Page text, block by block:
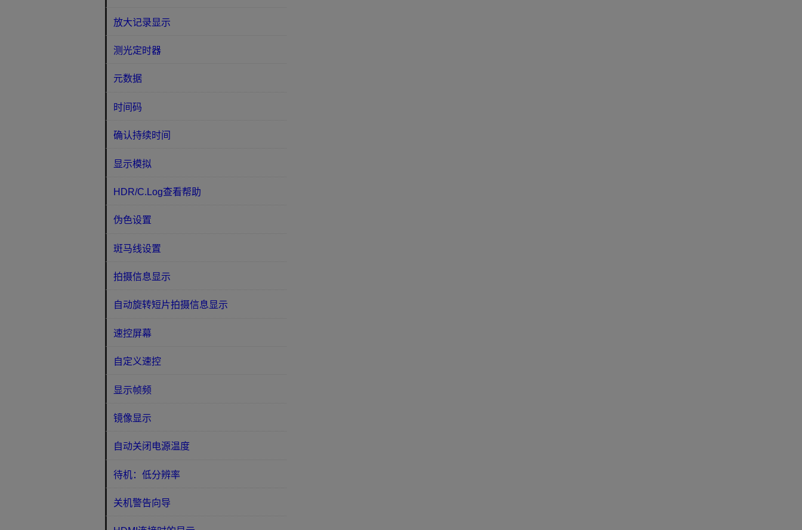
放大记录显示
测光定时器
元数据
时间码
确认持续时间
显示模拟
HDR/C.Log查看帮助
伪色设置
斑马线设置
拍摄信息显示
自动旋转短片拍摄信息显示
速控屏幕
自定义速控
显示帧频
镜像显示
自动关闭电源温度
待机：低分辨率
关机警告向导